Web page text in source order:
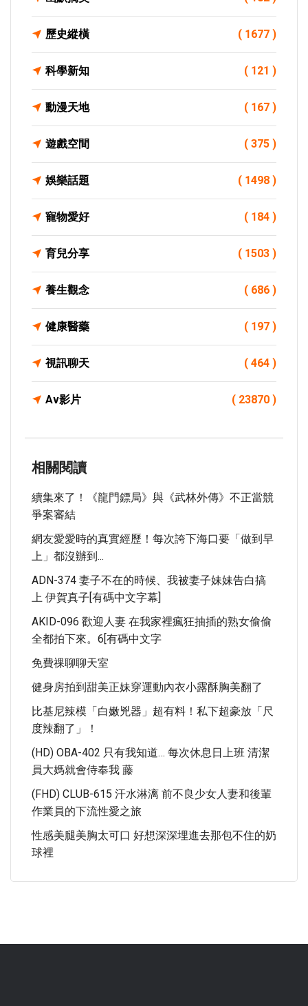
歷史縱橫 ( 1677 )
科學新知 ( 121 )
動漫天地 ( 167 )
遊戲空間 ( 375 )
娛樂話題 ( 1498 )
寵物愛好 ( 184 )
育兒分享 ( 1503 )
養生觀念 ( 686 )
健康醫藥 ( 197 )
視訊聊天 ( 464 )
Av影片 ( 23870 )
相關閱讀
續集來了！《龍門鏢局》與《武林外傳》不正當競
爭案審結
網友愛愛時的真實經歷！每次誇下海口要「做到早
上」都沒辦到...
ADN-374 妻子不在的時候、我被妻子妹妹告白搞
上 伊賀真子[有碼中文字幕]
AKID-096 歡迎人妻 在我家裡瘋狂抽插的熟女偷偷
全都拍下來。6[有碼中文字
免費祼聊聊天室
健身房拍到甜美正妹穿運動內衣小露酥胸美翻了
比基尼辣模「白嫩兇器」超有料！私下超豪放「尺
度辣翻了」！
(HD) OBA-402 只有我知道… 每次休息日上班 清潔
員大媽就會侍奉我 藤
(FHD) CLUB-615 汗水淋漓 前不良少女人妻和後輩
作業員的下流性愛之旅
性感美腿美胸太可口 好想深深埋進去那包不住的奶
球裡